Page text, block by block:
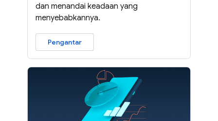
dan menandai keadaan yang
menyebabkannya.
Pengantar